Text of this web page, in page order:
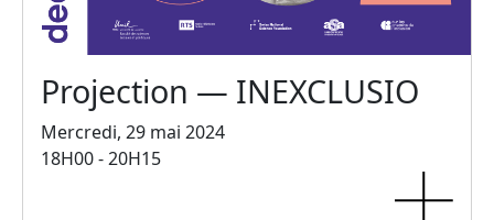
Projection — INEXCLUSIO
Mercredi, 29 mai 2024
18H00 - 20H15